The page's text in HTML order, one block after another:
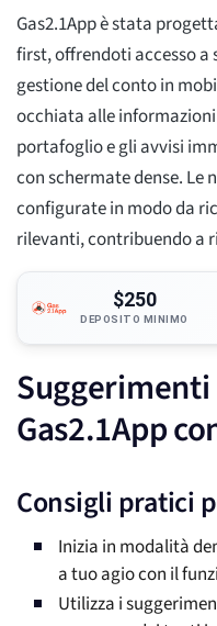
Gas2.1App è stata
first, offrendoti accesso
gestione del conto in
occhiata alle
portafoglio e gli avvisi
con schermate dense. Le
configurate in modo da
rilevanti, contribuendo a
$250
DEPOSITO MINIMO
Gas2.1App
Consigli pratici
Inizia in modalità
a tuo agio con il
Utilizza i